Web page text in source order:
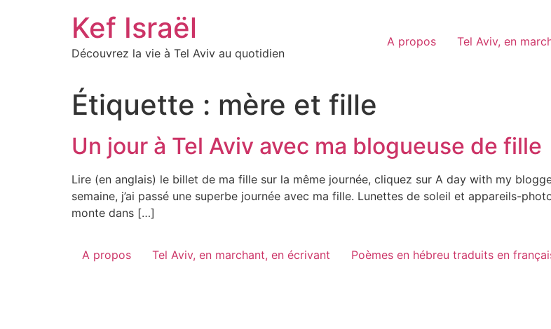
Kef Israël
Découvrez la vie à Tel Aviv au quotidien
A propos Tel Aviv, en
Étiquette : mère et fille
Un jour à Tel Aviv avec ma blogueuse de fille
Lire (en anglais) le billet de ma fille sur la même journée, cliquez sur A day with my
semaine, j’ai passé une superbe journée avec ma fille. Lunettes de soleil et appareils-
monte dans […]
A propos Tel Aviv, en marchant, en écrivant Poèmes en hébreu traduits en